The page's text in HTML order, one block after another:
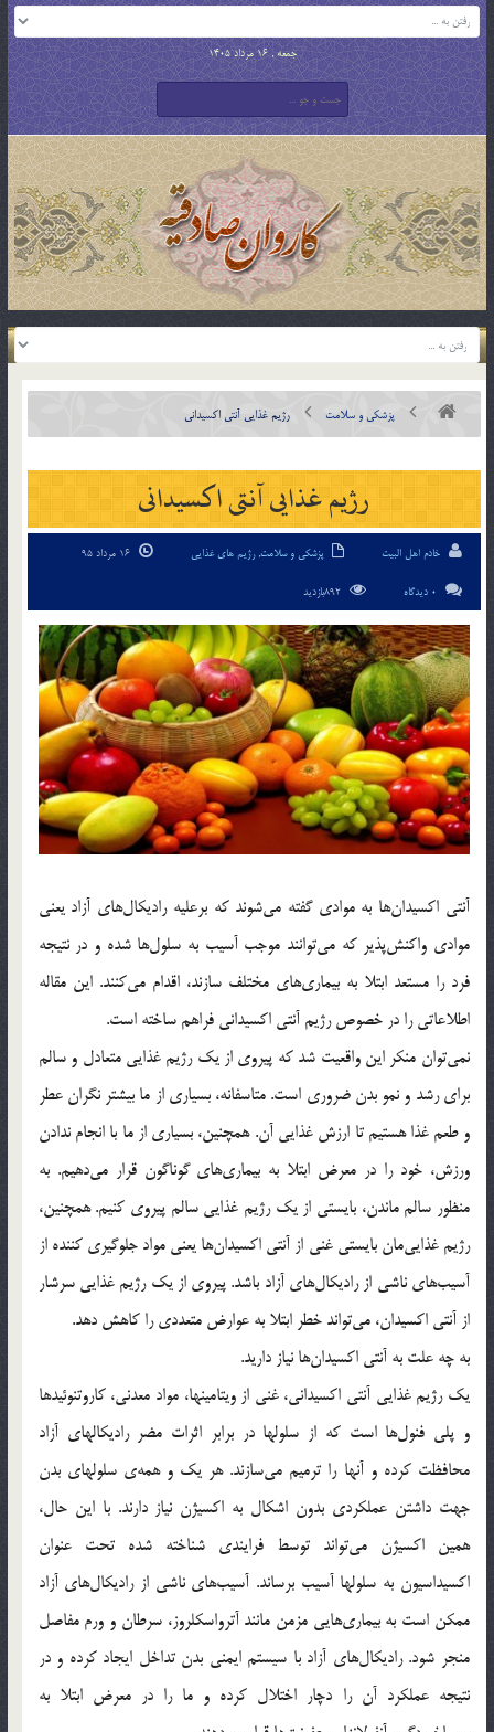
جمعه , 16 مرداد 1405
پزشکی و سلامت رژیم غذایی آنتی اکسیدانی
رژیم غذایی آنتی اکسیدانی
خادم اهل البیت پزشکی و سلامت,رژیم های غذایی
0 دیدگاه
آنتی اکسیدان‌ها به موادی گفته می‌شوند که برعلیه رادیکال‌های آزاد یعنی
موادی واکنش‌پذیر که می‌توانند موجب آسیب به سلول‌ها شده و در نتیجه
فرد را مستعد ابتلا به بیماری‌های مختلف سازند، اقدام می‌کنند. این مقاله
اطلاعاتی را در خصوص رژیم آنتی اکسیدانی فراهم ساخته است.
نمی‌توان منکر این واقعیت شد که پیروی از یک رژیم غذایی متعادل و سالم
برای رشد و نمو بدن ضروری است. متاسفانه، بسیاری از ما بیشتر نگران عطر
و طعم غذا هستیم تا ارزش غذایی آن. همچنین، بسیاری از ما با انجام ندادن
ورزش، خود را در معرض ابتلا به بیماری‌های گوناگون قرار می‌دهیم. به
منظور سالم ماندن، بایستی از یک رژیم غذایی سالم پیروی کنیم. همچنین،
رژیم غذایی‌مان بایستی غنی از آنتی اکسیدان‌‌ها یعنی مواد جلوگیری کننده از
آسیب‌های ناشی از رادیکال‌های آزاد باشد. پیروی از یک رژیم غذایی سرشار
از آنتی اکسیدان، می‌تواند خطر ابتلا به عوارض متعددی را کاهش دهد.
به چه علت به آنتی اکسیدان‌ها نیاز دارید.
یک رژیم غذایی آنتی اکسیدانی، غنی از ویتامینها، مواد معدنی، کاروتنوئیدها
و پلی فنول‌ها است که از سلولها در برابر اثرات مضر رادیکالهای آزاد
محافظت کرده و آنها را ترمیم می‌سازند. هر یک و همه‌ی سلولهای بدن
جهت داشتن عملکردی بدون اشکال به اکسیژن نیاز دارند. با این حال،
همین اکسیژن می‌تواند توسط فرایندی شناخته شده تحت عنوان
اکسیداسیون به سلولها آسیب برساند. آسیب‌های ناشی از رادیکال‌های آزاد
ممکن است به بیماری‌هایی مزمن مانند آترواسکلروز، سرطان و ورم مفاصل
منجر شود. رادیکال‌های آزاد با سیستم ایمنی بدن تداخل ایجاد کرده و در
نتیجه عملکرد آن را دچار اختلال کرده و ما را در معرض ابتلا به